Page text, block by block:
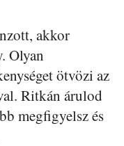
akkor
Olyan
ötvözi az
Ritkán árulod
megfigyelsz és